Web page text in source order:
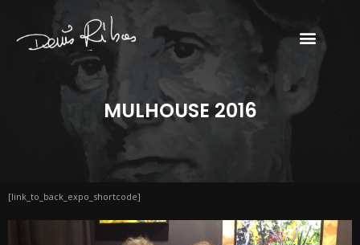
MULHOUSE 2016
[link_to_back_expo_shortcode]